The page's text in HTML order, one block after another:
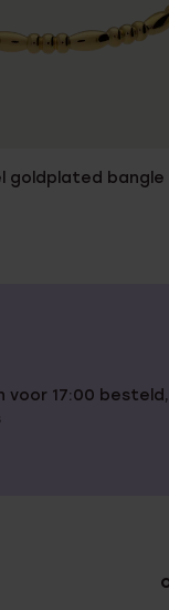
goldplated bangle
voor 17:00 besteld,